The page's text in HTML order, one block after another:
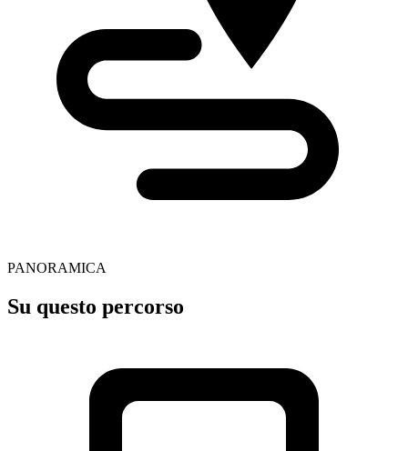
PANORAMICA
Su questo percorso